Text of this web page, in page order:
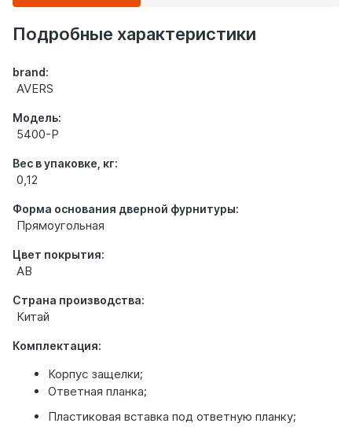
о
товаре
Подробные характеристики
brand:
AVERS
Модель:
5400-P
Вес в упаковке, кг:
0,12
Форма основания дверной фурнитуры:
Прямоугольная
Цвет покрытия:
AB
Страна производства:
Китай
Комплектация:
Корпус защелки;
Ответная планка;
Пластиковая вставка под ответную планку;